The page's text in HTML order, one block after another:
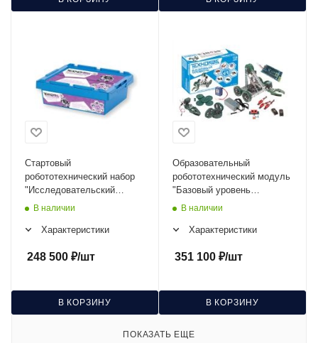
Стартовый
робототехнический набор
"Исследовательский
уровень" ТР-0621С
В наличии
Характеристики
248 500 ₽/шт
В КОРЗИНУ
Образовательный
робототехнический модуль
"Базовый уровень
(Ардуино)" ТВ-0441А
В наличии
Характеристики
351 100 ₽/шт
В КОРЗИНУ
ПОКАЗАТЬ ЕЩЕ